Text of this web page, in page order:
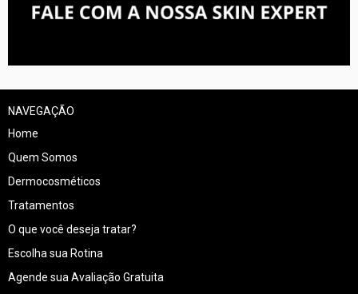
NAVEGAÇÃO
Home
Quem Somos
Dermocosméticos
Tratamentos
O que você deseja tratar?
Escolha sua Rotina
Agende sua Avaliação Gratuita